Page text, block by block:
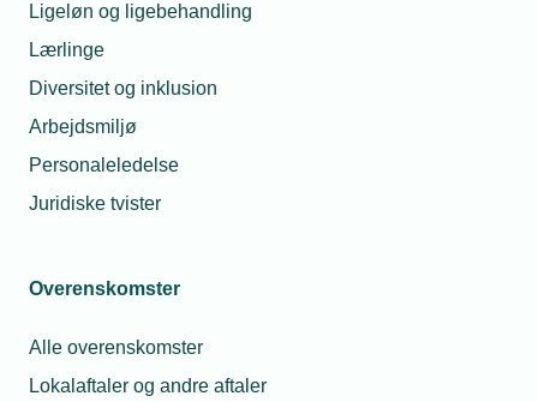
Ligeløn og ligebehandling
Lærlinge
Diversitet og inklusion
Arbejdsmiljø
Personaleledelse
Juridiske tvister
Overenskomster
Alle overenskomster
Lokalaftaler og andre aftaler
Husk mine oplysninger
Log ind
brugerprofil?